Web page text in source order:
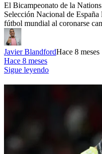
El Bicampeonato de la
Selección Nacional de
fútbol mundial al coronarse
Javier BlandfordHace 8 meses
Hace 8 meses
Sigue leyendo